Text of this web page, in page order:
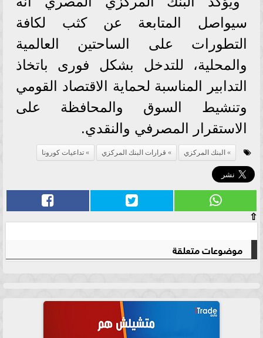
سيواصل المتابعة عن كثب لكافة
التطورات على الساحتين العالمية
والمحلية، للتدخل بشكل فورى باتخاذ
التدابير المناسبة لحماية الاقتصاد القومي
وتنشيط السوق والمحافظة على
الاستقرار المصرفي والنقدي.
البنك المركزي قرارات البنك المركزي تداعيات كورونا
⇧
موضوعات متعلقة